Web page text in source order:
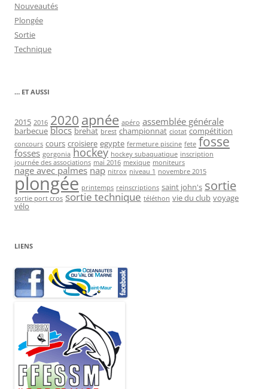
Nouveautés
Plongée
Sortie
Technique
… ET AUSSI
2015 2016 2020 apnée apéro assemblée générale
barbecue blocs brehat brest championnat ciotat compétition
concours cours croisiere egypte fermeture piscine fete fosse
fosses gorgonia hockey hockey subaquatique inscription
journée des associations mai 2016 mexique moniteurs
nage avec palmes nap nitrox niveau 1 novembre 2015
plongée printemps reinscriptions saint john's sortie
sortie port cros sortie technique téléthon vie du club voyage
vélo
LIENS